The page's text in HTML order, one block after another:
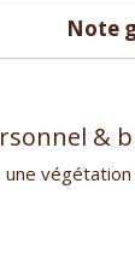
Note
&
une